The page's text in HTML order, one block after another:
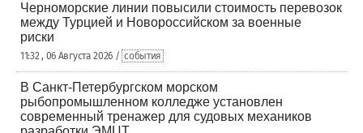
Черноморские линии повысили стоимость перевозок
между Турцией и Новороссийском за военные
риски
11:32 , 06 Августа 2026 / события
В Санкт-Петербургском морском
рыбопромышленном колледже установлен
современный тренажер для судовых механиков